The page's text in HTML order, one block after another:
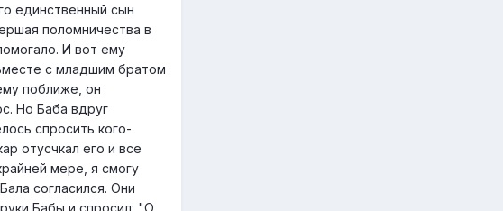
единственный сын
поломничества в
И вот ему
с младшим братом
поближе, он
Но Баба вдруг
спросить кого-
отусчкал его и все
мере, я смогу
согласился. Они